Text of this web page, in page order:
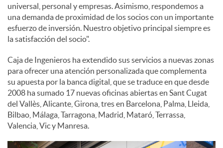
universal, personal y empresas. Asimismo, respondemos a
una demanda de proximidad de los socios con un importante
esfuerzo de inversión. Nuestro objetivo principal siempre es
la satisfacción del socio".
Caja de Ingenieros ha extendido sus servicios a nuevas zonas
para ofrecer una atención personalizada que complementa
su apuesta por la banca digital, que se traduce en que desde
2008 ha sumado 17 nuevas oficinas abiertas en Sant Cugat
del Vallès, Alicante, Girona, tres en Barcelona, Palma, Lleida,
Bilbao, Málaga, Tarragona, Madrid, Mataró, Terrassa,
Valencia, Vic y Manresa.